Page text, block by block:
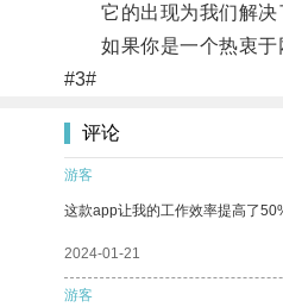
它的出现为我们解决了
如果你是一个热衷于网
#3#
评论
游客
这款app让我的工作效率提高了
2024-01-21
游客